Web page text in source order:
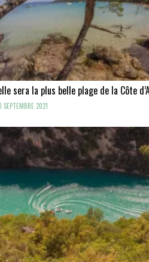
sera la plus belle plage de la Côte
2021